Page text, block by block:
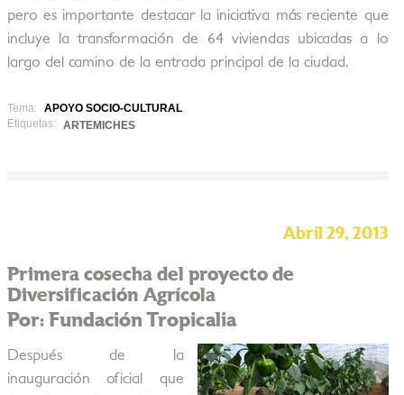
pero es importante destacar la iniciativa más reciente que
incluye la transformación de 64 viviendas ubicadas a lo
largo del camino de la entrada principal de la ciudad.
Tema:
APOYO SOCIO-CULTURAL
Etiquetas:
ARTEMICHES
Abril 29, 2013
Primera cosecha del proyecto de
Diversificación Agrícola
Por: Fundación Tropicalia
Después de la
inauguración oficial que